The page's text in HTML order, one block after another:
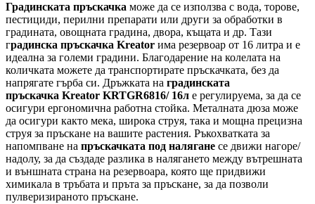
Градинската пръскачка може да се използва с вода, торове,
пестициди, перилни препарати или други за обработки в
градината, овощната градина, двора, къщата и др. Тази
градинска пръскачка Kreator има резервоар от 16 литра и е
идеална за големи градини. Благодарение на колелата на
количката можете да транспортирате пръскачката, без да
напрягате гърба си. Дръжката на градинската
пръскачка Kreator KRTGR6816/ 16л е регулируема, за да се
осигури ергономична работна стойка. Металната дюза може
да осигури както мека, широка струя, така и мощна прецизна
струя за пръскане на вашите растения. Ръкохватката за
напомпване на пръскачката под налягане се движи нагоре/
надолу, за да създаде разлика в налягането между вътрешната
и външната страна на резервоара, която ще придвижи
химикала в тръбата и пръта за пръскане, за да позволи
пулверизираното пръскане.